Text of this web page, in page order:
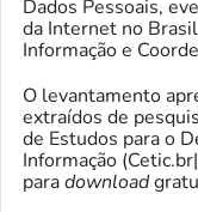
Dados Pessoais,
da Internet no
Informação e
O levantamento
extraídos de
de Estudos para o
Informação
paradownload